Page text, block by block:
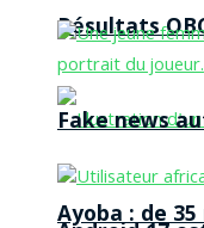
Résultats
Ayoba : de
Fake news